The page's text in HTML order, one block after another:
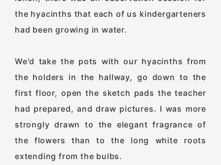
the hyacinths that each of us kindergarteners
had been growing in water.
We'd take the pots with our hyacinths from
the holders in the hallway, go down to the
first floor, open the sketch pads the teacher
had prepared, and draw pictures. I was more
strongly drawn to the elegant fragrance of
the flowers than to the long white roots
extending from the bulbs.